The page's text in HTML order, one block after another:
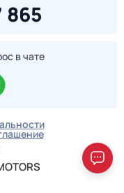
865
в чате
Вопросы по этому